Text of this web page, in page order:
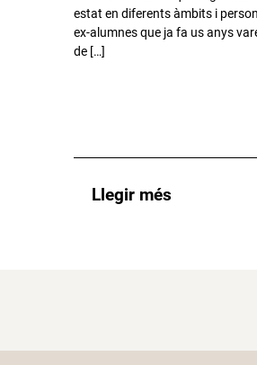
estat en diferents àmbits i
ex-alumnes que ja fa us anys
de […]
Llegir més